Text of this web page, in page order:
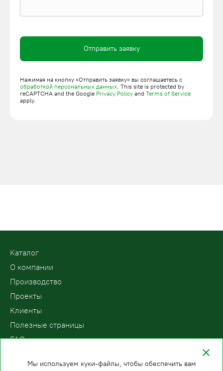
Отправить заявку
Нажимая на кнопку «Отправить заявку» вы соглашаетесь с
обработкой персональных данных. This site is protected by
reCAPTCHA and the Google Privacy Policy and Terms of Service
apply.
Kаталог
О компании
Производство
Проекты
Клиенты
Полезные страницы
FAQ
Мы используем куки-файлы, чтобы обеспечить вам